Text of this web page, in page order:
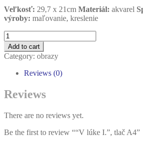
Veľkosť: 29,7 x 21cm Materiál: akvarel
výroby: maľovanie, kreslenie
Quantity
Add to cart
Category: obrazy
Reviews (0)
Reviews
There are no reviews yet.
Be the first to review ““V lúke I.”, tlač A4”